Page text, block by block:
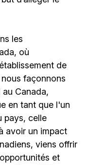
les
où
de
façonnons
Canada,
en tant que l'un
pays, celle
avoir un impact
viens offrir
et